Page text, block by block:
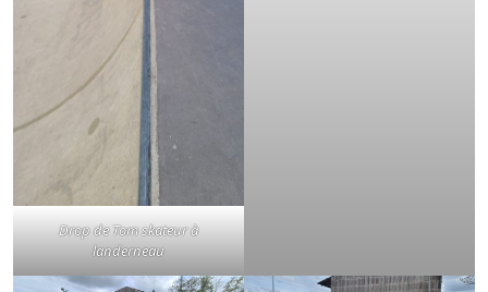
Drop de Tom skateur à
landerneau